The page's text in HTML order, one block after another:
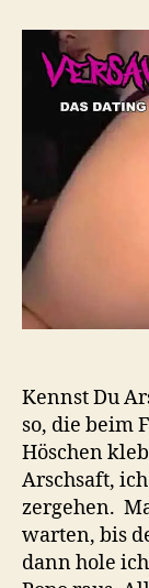
Kennst Du
so, die beim
Höschen
Arschsaft,
zergehen.
warten, bis
dann hole